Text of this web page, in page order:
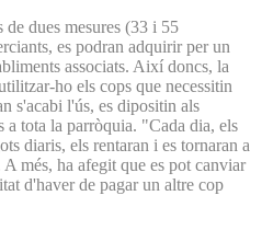
de dues mesures (33 i 55
es podran adquirir per un
associats. Així doncs, la
ho els cops que necessitin
s'acabi l'ús, es dipositin als
tota la parròquia. "Cada dia, els
diaris, els rentaran i es tornaran a
més, ha afegit que es pot canviar
d'haver de pagar un altre cop